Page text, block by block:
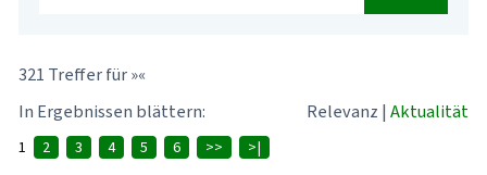
321 Treffer für »«
In Ergebnissen blättern:
Relevanz | Aktualität
1 2 3 4 5 6 >> >|